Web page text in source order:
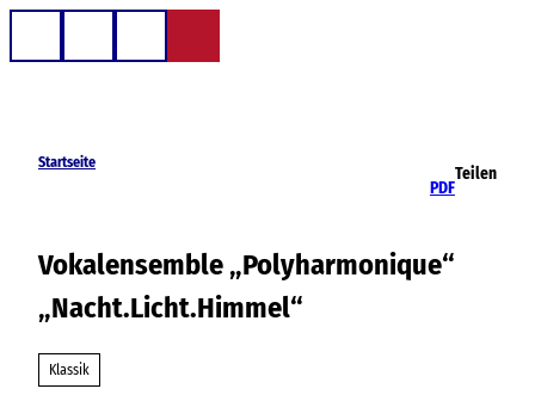
Startseite
PDF
Teilen
Vokalensemble „Polyharmonique“
„Nacht.Licht.Himmel“
Klassik